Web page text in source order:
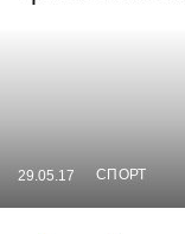
29.05.17 СПОРТ